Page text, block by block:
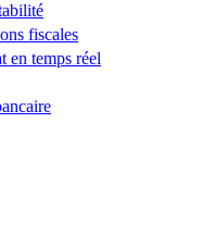
fiscales
en temps réel